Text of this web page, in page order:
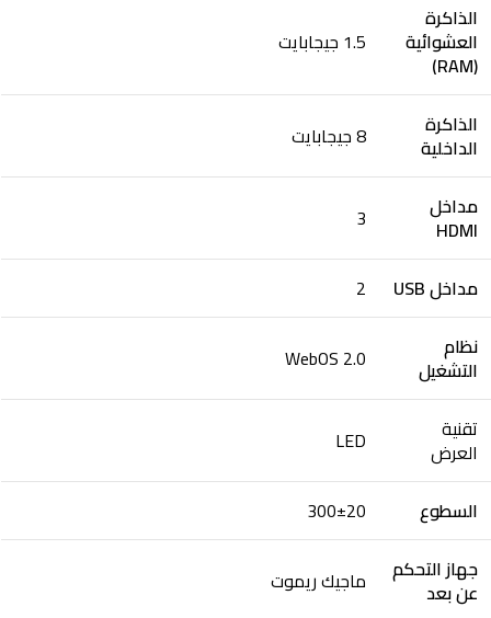
الذاكرة
العشوائية
(RAM)
1.5 جيجابايت
الذاكرة
الداخلية 8 جيجابايت
مداخل
HDMI
3
مداخل USB
2
نظام
التشغيل WebOS 2.0
تقنية
العرض​ LED
السطوع
300±20
جهاز التحكم
عن بعد ماجيك ريموت